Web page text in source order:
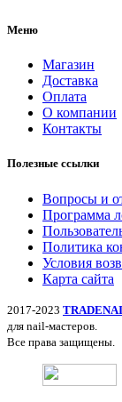
Меню
Магазин
Доставка
Оплата
О компании
Контакты
Полезные ссылки
Вопросы и
Программа
Политика
Условия
Карта сайта
2017-2023
для nail-мастеров.
Все права защищены.